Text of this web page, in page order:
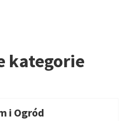
kategorie
i Ogród